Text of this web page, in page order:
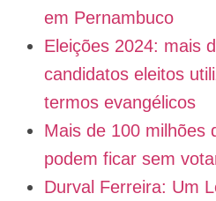
em Pernambuco
Eleições 2024: mais
candidatos eleitos
termos evangélicos
Mais de 100 milhões
podem ficar sem
Durval Ferreira: Um